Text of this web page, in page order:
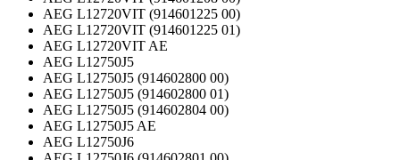
AEG L12720VIT (914601225 00)
AEG L12720VIT (914601225 01)
AEG L12720VIT AE
AEG L12750J5
AEG L12750J5 (914602800 00)
AEG L12750J5 (914602800 01)
AEG L12750J5 (914602804 00)
AEG L12750J5 AE
AEG L12750J6